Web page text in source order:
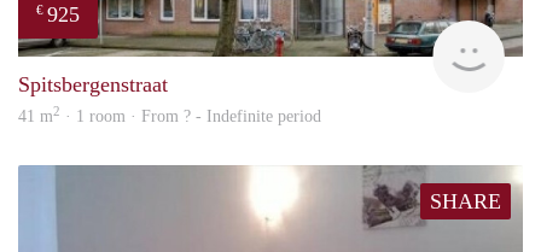
€ 925
Spitsbergenstraat
41 m2 · 1 room · From ? - Indefinite period
SHARE